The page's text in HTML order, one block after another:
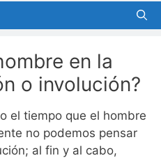
en la
o involución?
el tiempo que el hombre
no podemos pensar
al fin y al cabo,